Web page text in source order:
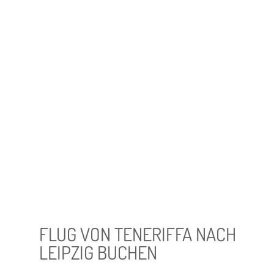
FLUG VON TENERIFFA NACH
LEIPZIG BUCHEN